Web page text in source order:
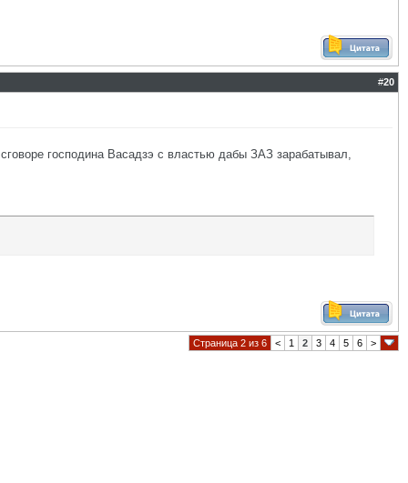
#20
господина Васадзэ с властью дабы ЗАЗ зарабатывал,
Страница 2 из 6 < 1 2 3 4 5 6 >